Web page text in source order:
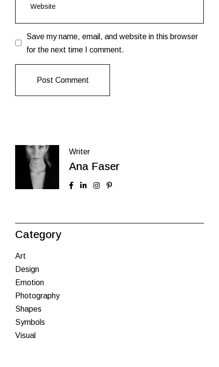
Save my name, email, and website in this browser
for the next time I comment.
Post Comment
Writer
Ana Faser
Category
Art
Design
Emotion
Photography
Shapes
Symbols
Visual